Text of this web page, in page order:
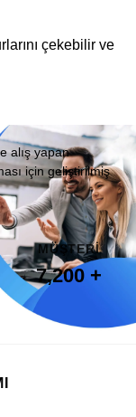
çekebilir ve
alış yapan
için geliştirilmiş
MÜŞTERİ
7,200+